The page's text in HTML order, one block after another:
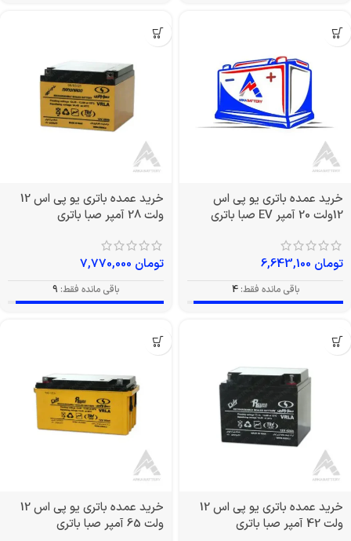
خرید عمده باتری یو پی اس
12ولت 20 آمپر EV صبا باتری
تومان
باقی مانده فقط: 4
خرید عمده باتری یو پی اس 12
ولت 28 آمپر صبا باتری
تومان
باقی مانده فقط: 9
خرید عمده باتری یو پی اس 12
ولت 42 آمپر صبا باتری
خرید عمده باتری یو پی اس 12
ولت 65 آمپر صبا باتری